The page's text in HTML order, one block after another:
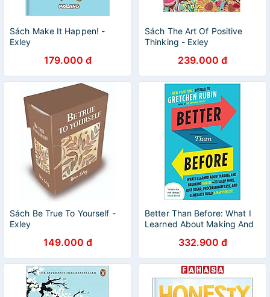
Sách Make It Happen! -
Exley
179.000 đ
Sách The Art Of Positive
Thinking - Exley
239.000 đ
Sách Be True To Yourself -
Exley
149.000 đ
Better Than Before: What I
Learned About Making And
More, Quit Sugar,
Procrastinate Less, And
Generally Build A Happier
Life
332.900 đ